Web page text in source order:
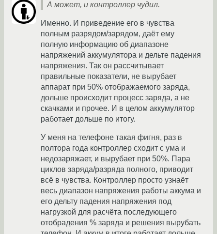
А может, и контроллер чудил.
Именно. И приведение его в чувства
полным разрядом/зарядом, даёт ему
полную информацию об диапазоне
напряжений аккумулятора и дельте падения
напряжения. Так он рассчитывает
правильные показатели, не вырубает
аппарат при 50% отображаемого заряда,
дольше происходит процесс заряда, а не
скачками и прочее. И в целом аккумулятор
работает дольше по итогу.
У меня на телефоне такая фигня, раз в
полтора года контроллер сходит с ума и
недозаряжает, и вырубает при 50%. Пара
циклов заряда/разряда полного, приводит
всё в чувства. Контроллер просто узнаёт
весь диапазон напряжения работы аккума и
его дельту падения напряжения под
нагрузкой для расчёта последующего
отобрадения % заряда и решения вырубать